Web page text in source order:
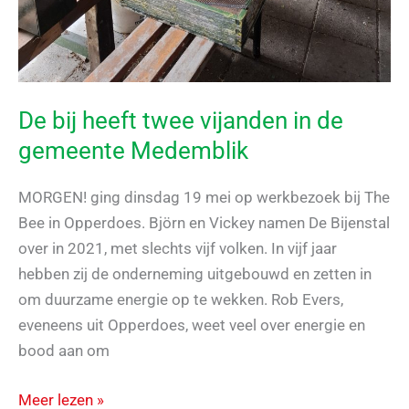
De bij heeft twee vijanden in de
gemeente Medemblik
MORGEN! ging dinsdag 19 mei op werkbezoek bij The
Bee in Opperdoes. Björn en Vickey namen De Bijenstal
over in 2021, met slechts vijf volken. In vijf jaar
hebben zij de onderneming uitgebouwd en zetten in
om duurzame energie op te wekken. Rob Evers,
eveneens uit Opperdoes, weet veel over energie en
bood aan om
De
Meer lezen »